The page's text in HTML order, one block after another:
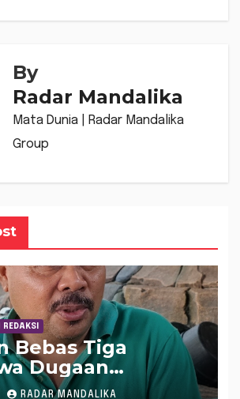
By
Radar Mandalika
Mata Dunia | Radar Mandalika
Group
Bebas Tiga
Dugaan
Dana “Siluman”
RADAR MANDALIKA